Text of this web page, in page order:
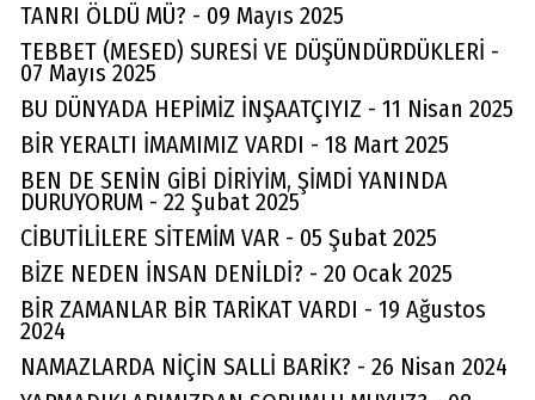
TANRI ÖLDÜ MÜ? - 09 Mayıs 2025
TEBBET (MESED) SURESİ VE DÜŞÜNDÜRDÜKLERİ -
07 Mayıs 2025
BU DÜNYADA HEPİMİZ İNŞAATÇIYIZ - 11 Nisan 2025
BİR YERALTI İMAMIMIZ VARDI - 18 Mart 2025
BEN DE SENİN GİBİ DİRİYİM, ŞİMDİ YANINDA
DURUYORUM - 22 Şubat 2025
CİBUTİLİLERE SİTEMİM VAR - 05 Şubat 2025
BİZE NEDEN İNSAN DENİLDİ? - 20 Ocak 2025
BİR ZAMANLAR BİR TARİKAT VARDI - 19 Ağustos
2024
NAMAZLARDA NİÇİN SALLİ BARİK? - 26 Nisan 2024